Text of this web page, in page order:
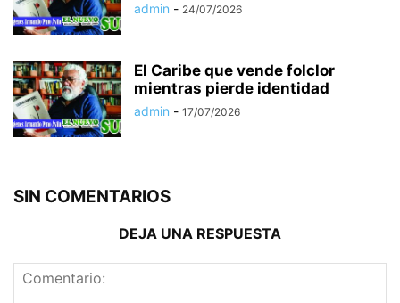
admin - 24/07/2026
El Caribe que vende folclor
mientras pierde identidad
admin - 17/07/2026
SIN COMENTARIOS
DEJA UNA RESPUESTA